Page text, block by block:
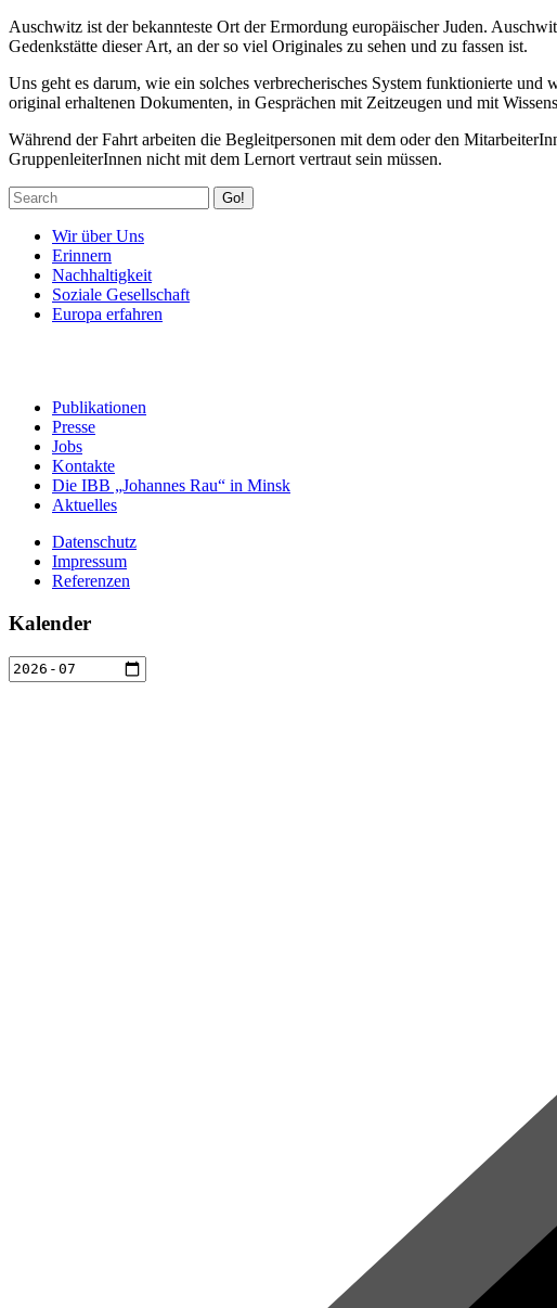
Auschwitz ist der bekannteste Ort der Ermordung europäischer Juden.
Gedenkstätte dieser Art, an der so viel Originales zu sehen und zu fassen ist.
Uns geht es darum, wie ein solches verbrecherisches System funktionierte
original erhaltenen Dokumenten, in Gesprächen mit Zeitzeugen und mit
Während der Fahrt arbeiten die Begleitpersonen mit dem oder den
GruppenleiterInnen nicht mit dem Lernort vertraut sein müssen.
Go!
Wir über Uns
Erinnern
Nachhaltigkeit
Soziale Gesellschaft
Europa erfahren
Publikationen
Presse
Jobs
Kontakte
Die IBB „Johannes Rau“ in Minsk
Aktuelles
Datenschutz
Impressum
Referenzen
Kalender